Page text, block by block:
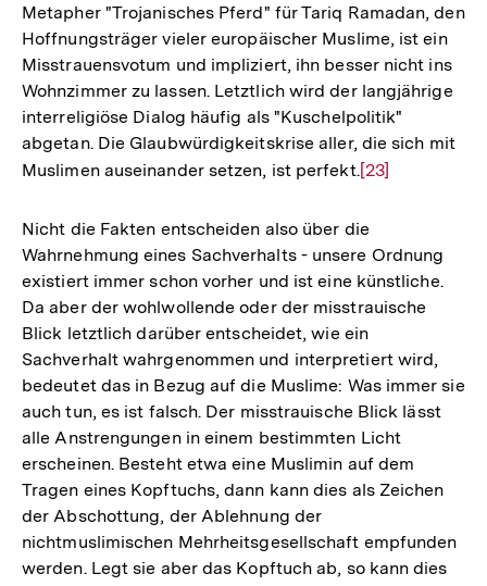
Metapher "Trojanisches Pferd" für Tariq Ramadan, den
Hoffnungsträger vieler europäischer Muslime, ist ein
Misstrauensvotum und impliziert, ihn besser nicht ins
Wohnzimmer zu lassen. Letztlich wird der langjährige
interreligiöse Dialog häufig als "Kuschelpolitik"
abgetan. Die Glaubwürdigkeitskrise aller, die sich mit
Muslimen auseinander setzen, ist perfekt.Zur
der
Fußnote
[23]
Nicht die Fakten entscheiden also über die
Wahrnehmung eines Sachverhalts - unsere Ordnung
existiert immer schon vorher und ist eine künstliche.
Da aber der wohlwollende oder der misstrauische
Blick letztlich darüber entscheidet, wie ein
Sachverhalt wahrgenommen und interpretiert wird,
bedeutet das in Bezug auf die Muslime: Was immer sie
auch tun, es ist falsch. Der misstrauische Blick lässt
alle Anstrengungen in einem bestimmten Licht
erscheinen. Besteht etwa eine Muslimin auf dem
Tragen eines Kopftuchs, dann kann dies als Zeichen
der Abschottung, der Ablehnung der
nichtmuslimischen Mehrheitsgesellschaft empfunden
werden. Legt sie aber das Kopftuch ab, so kann diesZum